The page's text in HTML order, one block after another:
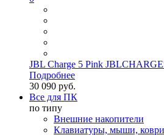
JBL Charge 5 Pink
Подробнее
30 090 руб.
Все для ПК
по типу
Внешние накопители
Клавиатуры, мыши,